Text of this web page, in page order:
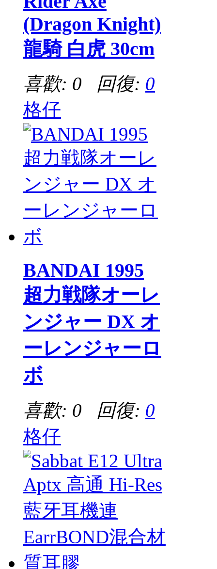
(Dragon Knight)
龍騎 白虎 30cm
喜歡: 0 回復: 0
格仔
BANDAI 1995
超力戦隊オーレ
ンジャー DX オ
ーレンジャーロ
ボ
喜歡: 0 回復: 0
格仔